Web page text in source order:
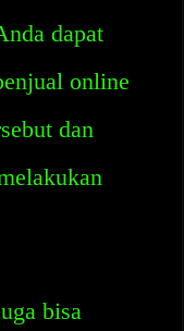
dapat
online
dan
bisa